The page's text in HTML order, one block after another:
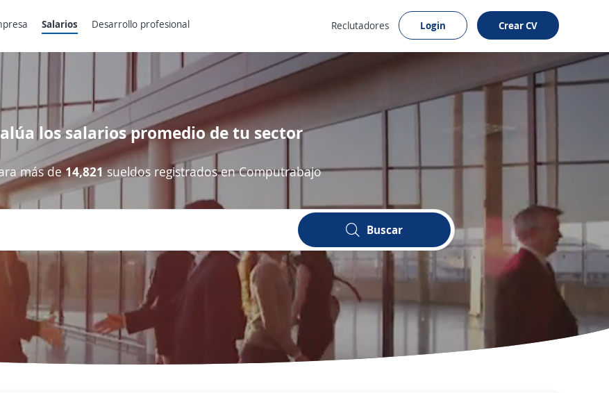
Salarios Desarrollo profesional Reclutadores Login Crear CV
los salarios promedio de tu sector
más de14,821sueldos registrados en Computrabajo
Buscar